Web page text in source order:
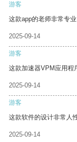
游客
这款app的老师非常专
2025-09-14
游客
这款加速器VPM应用程
2025-09-14
游客
这款软件的设计非常人
2025-09-14